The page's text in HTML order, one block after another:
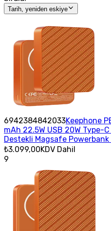
Tarih, yeniden eskiye
6942384842033Keephone
mAh 22.5W USB 20W Type-
Destekli Magsafe
₺3.099,00KDV Dahil
9